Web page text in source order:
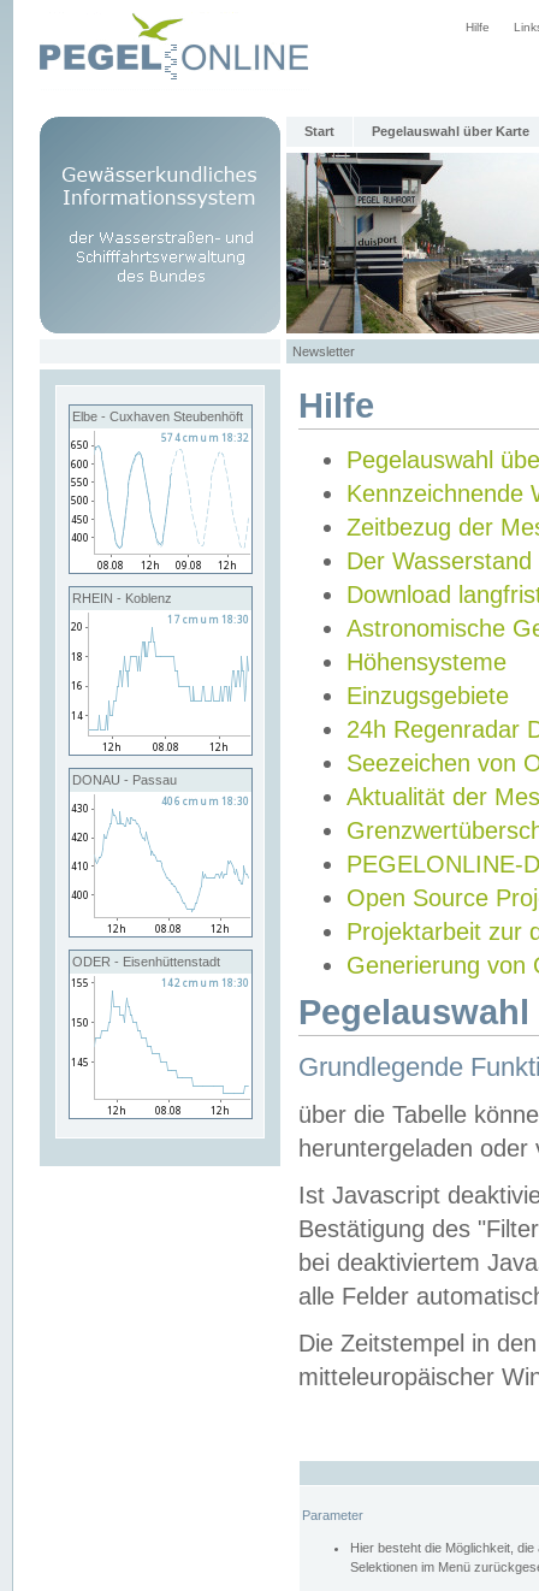
Hilfe
Start Pegelauswahl über Karte
Newsletter
Elbe - Cuxhaven Steubenhöft
RHEIN - Koblenz
DONAU - Passau
ODER - Eisenhüttenstadt
Hilfe
Pegelauswahl
Kennzeichnende
Zeitbezug der
Der Wasserstand
Download
Astronomische
Höhensysteme
Einzugsgebiete
24h Regenradar
Seezeichen von
Aktualität der
PEGELONLINE-
Open Source
Projektarbeit zur
Generierung von
Grundlegende
über die Tabelle
heruntergeladen oder
Ist Javascript
Bestätigung des
bei deaktiviertem
alle Felder
Die Zeitstempel in
mitteleuropäischer
Parameter
Hier besteht die Möglichkeit,
Selektionen im Menü